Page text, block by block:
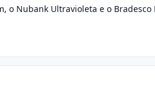
o Nubank Ultravioleta e o